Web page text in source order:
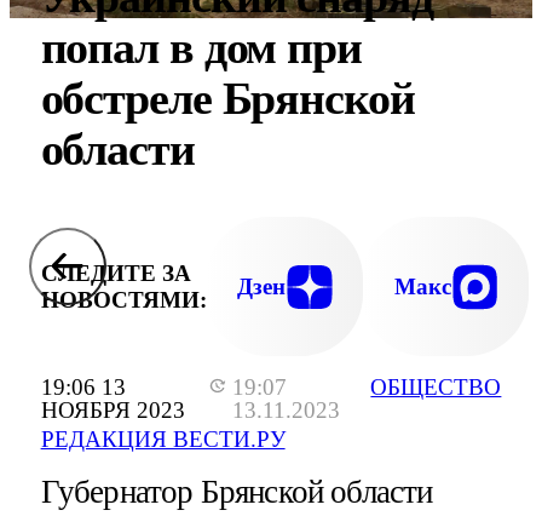
19:06 13
НОЯБРЯ 2023
19:07
13.11.2023
РЕДАКЦИЯ ВЕСТИ.РУ
ОБЩЕСТВО
попал в дом при
обстреле Брянской
области
СЛЕДИТЕ ЗА
НОВОСТЯМИ:
Дзен Макс
Губернатор Брянской области